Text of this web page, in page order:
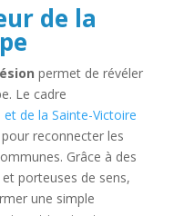
de la
permet de révéler
Le cadre
de la Sainte-Victoire
reconnecter les
Grâce à des
porteuses de sens,
une simple